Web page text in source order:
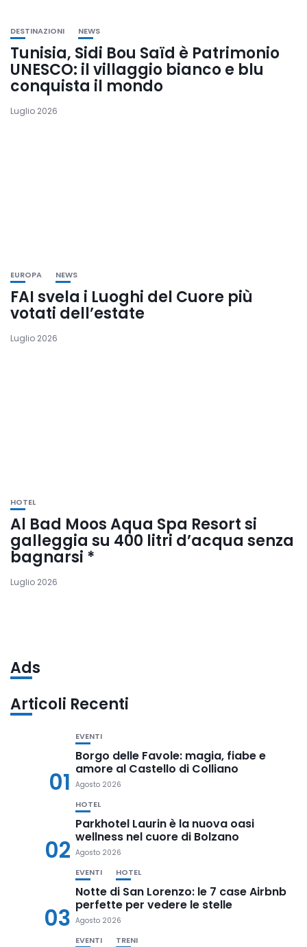
DESTINAZIONI NEWS
Tunisia, Sidi Bou Saïd è Patrimonio
UNESCO: il villaggio bianco e blu
conquista il mondo
Luglio 2026
EUROPA NEWS
FAI svela i Luoghi del Cuore più
votati dell’estate
Luglio 2026
HOTEL
Al Bad Moos Aqua Spa Resort si
galleggia su 400 litri d’acqua senza
bagnarsi *
Luglio 2026
Ads
Articoli Recenti
01
EVENTI
Borgo delle Favole: magia, fiabe e
amore al Castello di Colliano
Agosto 2026
02
HOTEL
Parkhotel Laurin è la nuova oasi
wellness nel cuore di Bolzano
Agosto 2026
03
EVENTI HOTEL
Notte di San Lorenzo: le 7 case Airbnb
perfette per vedere le stelle
Agosto 2026
EVENTI TRENI